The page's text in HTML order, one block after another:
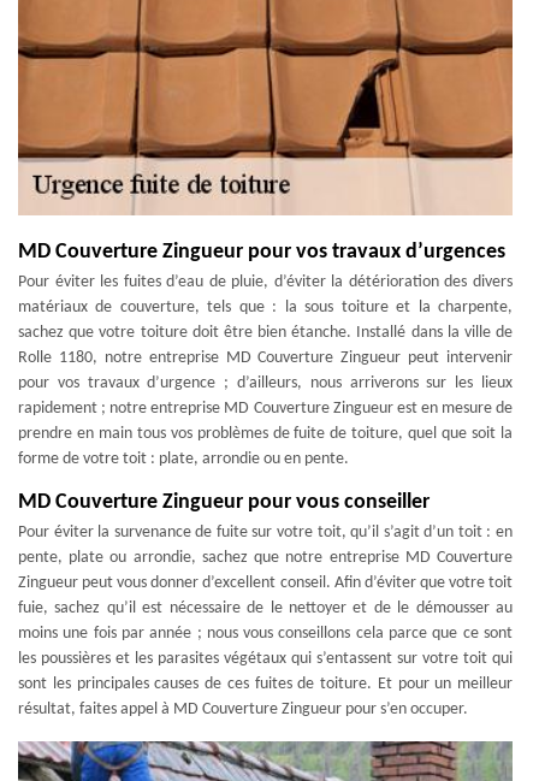
MD Couverture Zingueur pour vos travaux d’urgences
Pour éviter les fuites d’eau de pluie, d’éviter la détérioration des divers
matériaux de couverture, tels que : la sous toiture et la charpente,
sachez que votre toiture doit être bien étanche. Installé dans la ville de
Rolle 1180, notre entreprise MD Couverture Zingueur peut intervenir
pour vos travaux d’urgence ; d’ailleurs, nous arriverons sur les lieux
rapidement ; notre entreprise MD Couverture Zingueur est en mesure de
prendre en main tous vos problèmes de fuite de toiture, quel que soit la
forme de votre toit : plate, arrondie ou en pente.
MD Couverture Zingueur pour vous conseiller
Pour éviter la survenance de fuite sur votre toit, qu’il s’agit d’un toit : en
pente, plate ou arrondie, sachez que notre entreprise MD Couverture
Zingueur peut vous donner d’excellent conseil. Afin d’éviter que votre toit
fuie, sachez qu’il est nécessaire de le nettoyer et de le démousser au
moins une fois par année ; nous vous conseillons cela parce que ce sont
les poussières et les parasites végétaux qui s’entassent sur votre toit qui
sont les principales causes de ces fuites de toiture. Et pour un meilleur
résultat, faites appel à MD Couverture Zingueur pour s’en occuper.